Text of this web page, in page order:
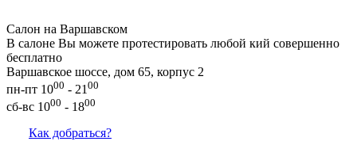
Салон на Варшавском
В салоне Вы можете протестировать любой кий совершенно
бесплатно
Варшавское шоссе, дом 65, корпус 2
пн-пт 1000 - 2100
сб-вс 1000 - 1800
Как добраться?